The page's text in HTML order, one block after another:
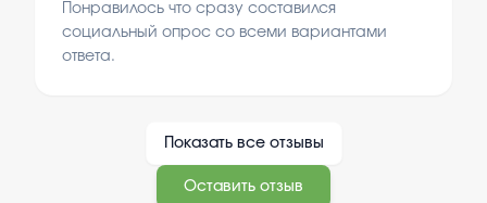
Понравилось что сразу составился
социальный опрос со всеми вариантами
ответа.
Показать все отзывы
Оставить отзыв